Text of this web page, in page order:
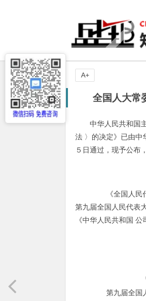
全国人大常
中华人民共和国
法 〉的决定》已由中
５日通过，现予公布
《全国人民代
第九届全国人民代表
《中华人民共和国
全国人
（一九九九年
第九届全国人
A+